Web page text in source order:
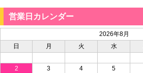
営業日カレンダー
2026年8月
日
月 火 水
2
3 4 5